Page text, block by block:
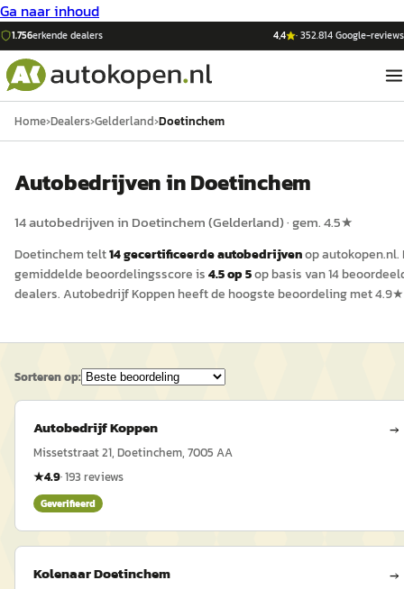
Ga naar inhoud
1.756erkende dealers 4,4 ·352.814Google-reviews
Home›Dealers›Gelderland›Doetinchem
Autobedrijven inDoetinchem
14autobedrijven in Doetinchem(Gelderland)· gem.4.5★
Doetinchemtelt14gecertificeerdeautobedrijvenopautokopen.nl.
gemiddelde beoordelingsscore is4.5op 5op basis van14
dealers.Autobedrijf Koppenheeft de hoogste beoordeling met4.9
Sorteren op:
Autobedrijf Koppen →
Missetstraat 21, Doetinchem, 7005 AA
★4.9·193 reviews
Geverifieerd
Kolenaar Doetinchem →